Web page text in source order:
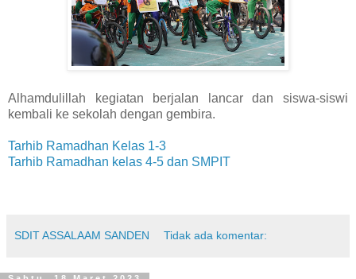
Alhamdulillah kegiatan berjalan lancar dan siswa-siswi
kembali ke sekolah dengan gembira.
Tarhib Ramadhan Kelas 1-3
Tarhib Ramadhan kelas 4-5 dan SMPIT
SDIT ASSALAAM SANDEN Tidak ada komentar: